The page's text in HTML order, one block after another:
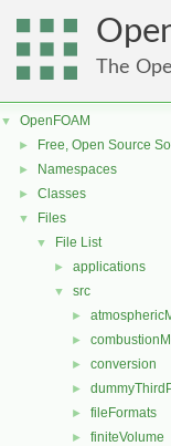
The
▼ OpenFOAM
► Free, Open Source
► Namespaces
► Classes
▼ Files
▼ File List
► applications
▼ src
►
►
► conversion
►
► fileFormats
► finiteVolume